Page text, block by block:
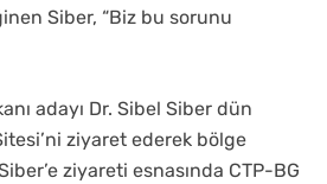
Siber, “Biz bu sorunu
adayı Dr. Sibel Siber dün
ziyaret ederek bölge
ziyareti esnasında CTP-BG